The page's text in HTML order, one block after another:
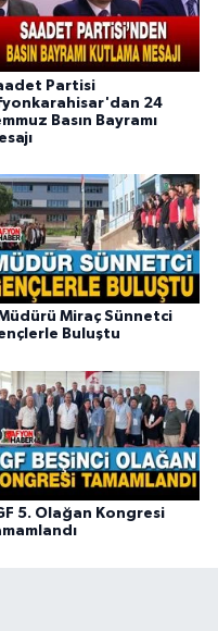
Partisi
24
Basın Bayramı
Müdürü Miraç Sünnetci
Buluştu
5. Olağan Kongresi